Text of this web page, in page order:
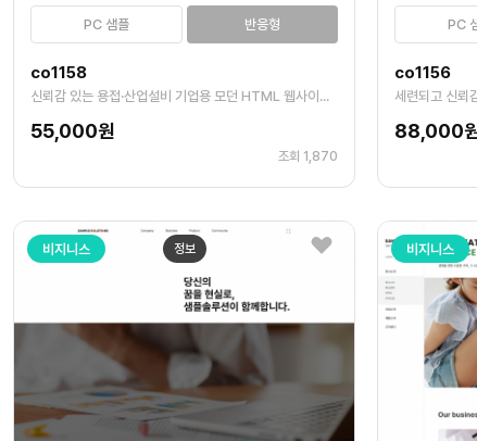
PC 샘플 반응형
co1158
신뢰감 있는 용접·산업설비 기업용 모던 HTML 웹사이트 템플릿
55,000원
조회 1,870
PC
co1156
세련되고 신뢰
88,000
정보
비지니스 비지니스